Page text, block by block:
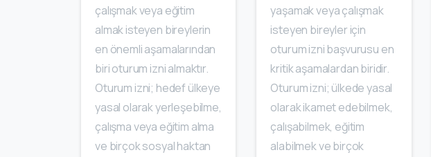
çalışmak veya eğitim
almak isteyen bireylerin
en önemli aşamalarından
biri oturum izni almaktır.
Oturum izni; hedef ülkeye
yasal olarak yerleşebilme,
çalışma veya eğitim alma
ve birçok sosyal haktan
yaşamak veya çalışmak
isteyen bireyler için
oturum izni başvurusu en
kritik aşamalardan biridir.
Oturum izni; ülkede yasal
olarak ikamet edebilmek,
çalışabilmek, eğitim
alabilmek ve birçok